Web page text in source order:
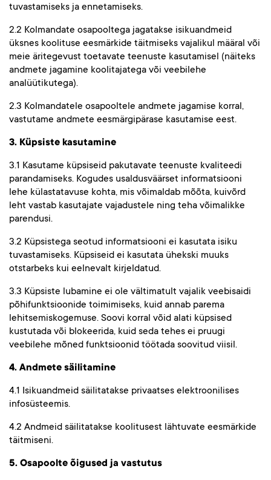
tuvastamiseks ja ennetamiseks.
2.2 Kolmandate osapooltega jagatakse isikuandmeid
üksnes koolituse eesmärkide täitmiseks vajalikul määral või
meie äritegevust toetavate teenuste kasutamisel (näiteks
andmete jagamine koolitajatega või veebilehe
analüütikutega).
2.3 Kolmandatele osapooltele andmete jagamise korral,
vastutame andmete eesmärgipärase kasutamise eest.
3. Küpsiste kasutamine
3.1 Kasutame küpsiseid pakutavate teenuste kvaliteedi
parandamiseks. Kogudes usaldusväärset informatsiooni
lehe külastatavuse kohta, mis võimaldab mõõta, kuivõrd
leht vastab kasutajate vajadustele ning teha võimalikke
parendusi.
3.2 Küpsistega seotud informatsiooni ei kasutata isiku
tuvastamiseks. Küpsiseid ei kasutata ühekski muuks
otstarbeks kui eelnevalt kirjeldatud.
3.3 Küpsiste lubamine ei ole vältimatult vajalik veebisaidi
põhifunktsioonide toimimiseks, kuid annab parema
lehitsemiskogemuse. Soovi korral võid alati küpsised
kustutada või blokeerida, kuid seda tehes ei pruugi
veebilehe mõned funktsioonid töötada soovitud viisil.
4. Andmete säilitamine
4.1 Isikuandmeid säilitatakse privaatses elektroonilises
infosüsteemis.
4.2 Andmeid säilitatakse koolitusest lähtuvate eesmärkide
täitmiseni.
5. Osapoolte õigused ja vastutus